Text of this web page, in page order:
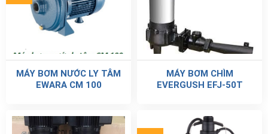
MÁY BƠM NƯỚC LY TÂM
EWARA CM 100
MÁY BƠM CHÌM
EVERGUSH EFJ-50T